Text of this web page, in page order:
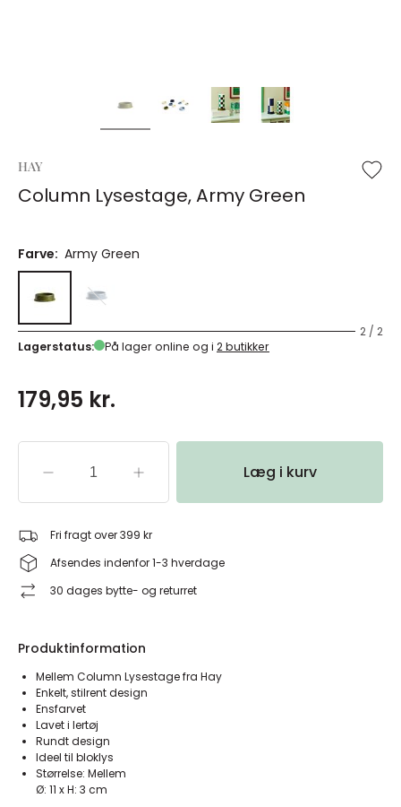
HAY
Column Lysestage, Army Green
Farve: Army Green
2 / 2
Lagerstatus:
På lager online og i 2 butikker
179,95 kr.
Læg i kurv
Fri fragt over 399 kr
Afsendes indenfor 1-3 hverdage
30 dages bytte- og returret
Produktinformation
Mellem Column Lysestage fra Hay
Enkelt, stilrent design
Ensfarvet
Lavet i lertøj
Rundt design
Ideel til bloklys
Størrelse: Mellem
Ø: 11 x H: 3 cm